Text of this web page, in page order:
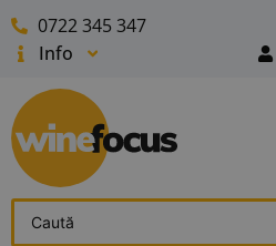
0722 345 347
Info